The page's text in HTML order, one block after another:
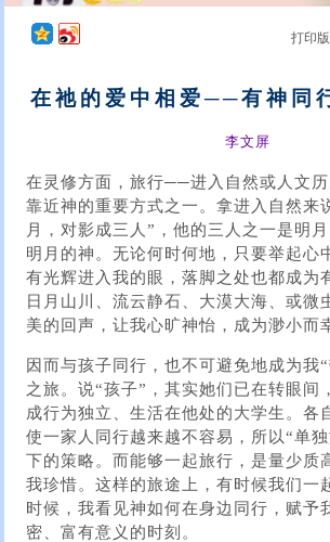
打印
在祂的爱中相爱──有神同
李文屏
在灵修方面，旅行──进入自然或人文
靠近神的重要方式之一。拿进入自然来
月，对影成三人”，他的三人之一是明
明月的神。无论何时何地，只要举起心
有光辉进入我的眼，落脚之处也都成为
日月山川、流云静石、大漠大海、或微
美的回声，让我心旷神怡，成为渺小而
因而与孩子同行，也不可避免地成为我
之旅。说“孩子”，其实她们已在转眼间
成行为独立、生活在他处的大学生。各
使一家人同行越来越不容易，所以“单
下的策略。而能够一起旅行，是量少质
我珍惜。这样的旅途上，有时候我们一
时候，我看见神如何在身边同行，赋予
密、富有意义的时刻。